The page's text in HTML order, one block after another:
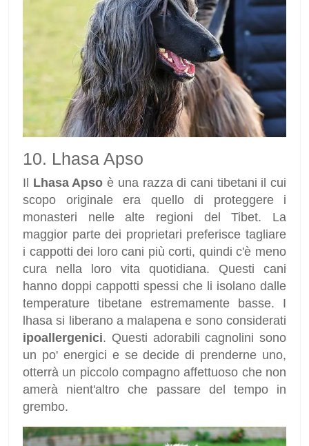
10. Lhasa Apso
Il Lhasa Apso è una razza di cani tibetani il cui
scopo originale era quello di proteggere i
monasteri nelle alte regioni del Tibet. La
maggior parte dei proprietari preferisce tagliare
i cappotti dei loro cani più corti, quindi c'è meno
cura nella loro vita quotidiana. Questi cani
hanno doppi cappotti spessi che li isolano dalle
temperature tibetane estremamente basse. I
lhasa si liberano a malapena e sono considerati
ipoallergenici. Questi adorabili cagnolini sono
un po' energici e se decide di prenderne uno,
otterrà un piccolo compagno affettuoso che non
amerà nient'altro che passare del tempo in
grembo.